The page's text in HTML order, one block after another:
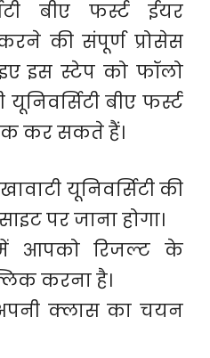
बीए फर्स्ट ईयर
की संपूर्ण प्रोसेस
इस स्टेप को फॉलो
बीए फर्स्ट
कर सकते हैं।
यूनिवर्सिटी की
पर जाना होगा।
आपको रिजल्ट के
करना है।
क्लास का चयन